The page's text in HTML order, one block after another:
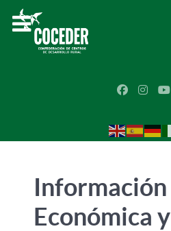
Información
Económica y